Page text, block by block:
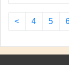
< 4 5